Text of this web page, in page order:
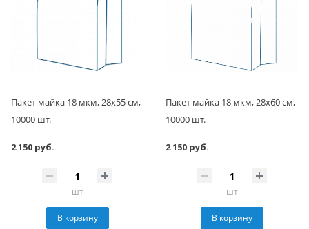
Пакет майка 18 мкм, 28х55 см,
10000 шт.
2 150 руб.
шт
В корзину
Пакет майка 18 мкм, 28х60 см,
10000 шт.
2 150 руб.
шт
В корзину